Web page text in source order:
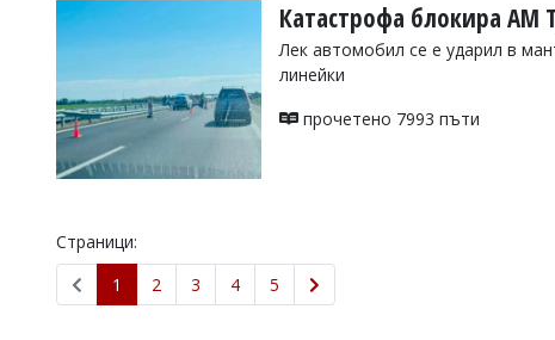
Катастрофа блокира АМ
Лек автомобил се е ударил в
линейки
прочетено 7993 пъти
Страници:
1
2 3 4 5